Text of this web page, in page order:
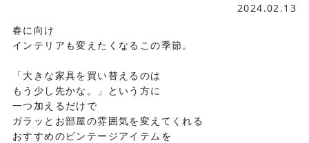
2024.02.13
春に向け
インテリアも変えたくなるこの季節。
「大きな家具を買い替えるのは
もう少し先かな。」という方に
一つ加えるだけで
ガラッとお部屋の雰囲気を変えてくれる
おすすめのビンテージアイテムを